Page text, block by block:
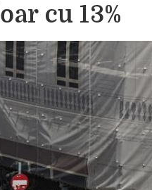
cu 13%